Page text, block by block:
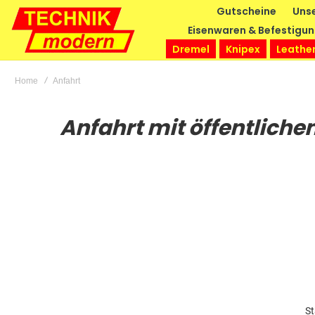
Gutscheine
Eisenwaren &
Dremel
Knipex
Home Anfahrt
Anfahrt mit